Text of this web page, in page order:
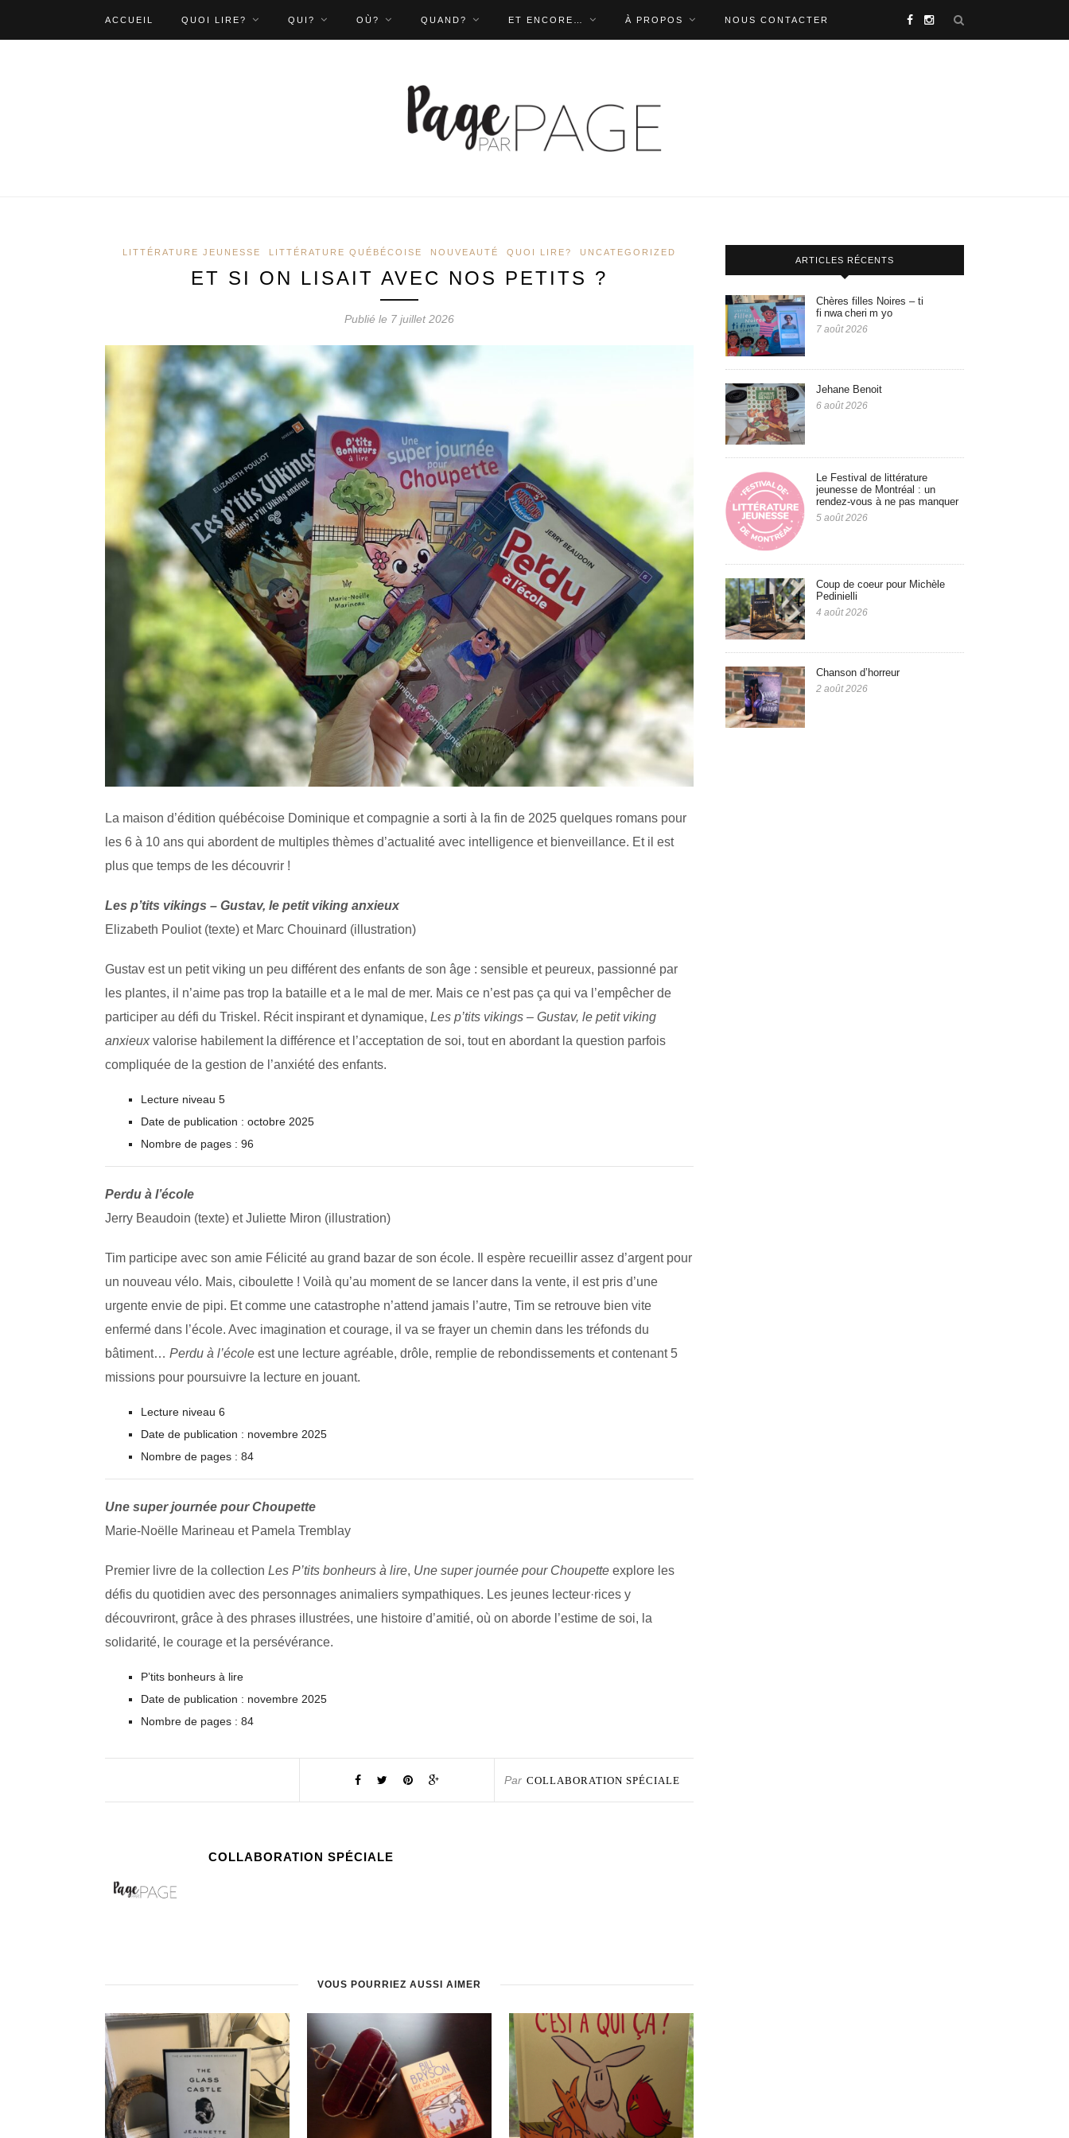
ACCUEIL QUOI LIRE? QUI? OÙ? QUAND? ET ENCORE… À PROPOS NOUS CONTACTER
LITTÉRATURE JEUNESSE LITTÉRATURE QUÉBÉCOISE NOUVEAUTÉ QUOI LIRE? UNCATEGORIZED
ET SI ON LISAIT AVEC NOS PETITS ?
Publié le 7 juillet 2026
La maison d’édition québécoise Dominique et compagnie a sorti à la fin de 2025 quelques romans pour
les 6 à 10 ans qui abordent de multiples thèmes d’actualité avec intelligence et bienveillance. Et il est
plus que temps de les découvrir !
Les p’tits vikings – Gustav, le petit viking anxieux
Elizabeth Pouliot (texte) et Marc Chouinard (illustration)
Gustav est un petit viking un peu différent des enfants de son âge : sensible et peureux, passionné par
les plantes, il n’aime pas trop la bataille et a le mal de mer. Mais ce n’est pas ça qui va l’empêcher de
participer au défi du Triskel. Récit inspirant et dynamique, Les p’tits vikings – Gustav, le petit viking
anxieux valorise habilement la différence et l’acceptation de soi, tout en abordant la question parfois
compliquée de la gestion de l’anxiété des enfants.
Lecture niveau 5
Date de publication : octobre 2025
Nombre de pages : 96
Perdu à l’école
Jerry Beaudoin (texte) et Juliette Miron (illustration)
Tim participe avec son amie Félicité au grand bazar de son école. Il espère recueillir assez d’argent pour
un nouveau vélo. Mais, ciboulette ! Voilà qu’au moment de se lancer dans la vente, il est pris d’une
urgente envie de pipi. Et comme une catastrophe n’attend jamais l’autre, Tim se retrouve bien vite
enfermé dans l’école. Avec imagination et courage, il va se frayer un chemin dans les tréfonds du
bâtiment… Perdu à l’école est une lecture agréable, drôle, remplie de rebondissements et contenant 5
missions pour poursuivre la lecture en jouant.
Lecture niveau 6
Date de publication : novembre 2025
Nombre de pages : 84
Une super journée pour Choupette
Marie-Noëlle Marineau et Pamela Tremblay
Premier livre de la collection Les P’tits bonheurs à lire, Une super journée pour Choupette explore les
défis du quotidien avec des personnages animaliers sympathiques. Les jeunes lecteur·rices y
découvriront, grâce à des phrases illustrées, une histoire d’amitié, où on aborde l’estime de soi, la
solidarité, le courage et la persévérance.
P’tits bonheurs à lire
Date de publication : novembre 2025
Nombre de pages : 84
Par COLLABORATION SPÉCIALE
COLLABORATION SPÉCIALE
VOUS POURRIEZ AUSSI AIMER
ARTICLES RÉCENTS
Chères filles Noires – ti
fi nwa cheri m yo
7 août 2026
Jehane Benoit
6 août 2026
Le Festival de littérature
jeunesse de Montréal : un
rendez-vous à ne pas manquer
5 août 2026
Coup de coeur pour Michèle
Pedinielli
4 août 2026
Chanson d’horreur
2 août 2026